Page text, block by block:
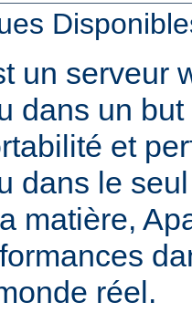
un serveur
dans un
et
dans le
matière,
réel.